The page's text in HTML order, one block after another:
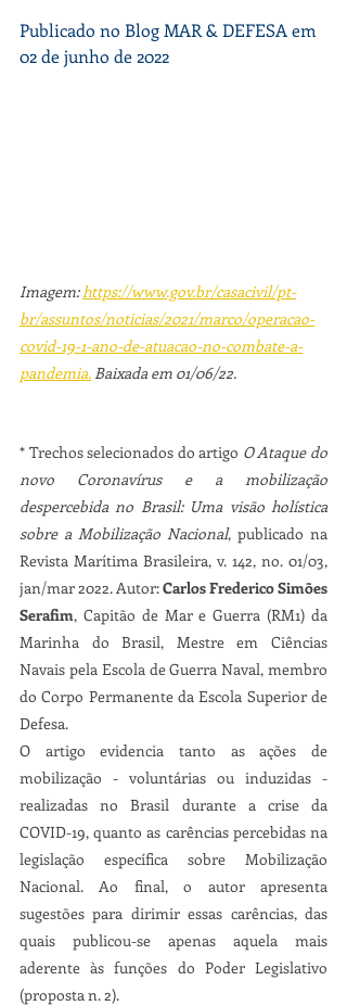
Publicado no Blog MAR & DEFESA em
02 de junho de 2022
Imagem: https://www.gov.br/casacivil/pt-
br/assuntos/noticias/2021/marco/operacao-
covid-19-1-ano-de-atuacao-no-combate-a-
pandemia. Baixada em 01/06/22.
* Trechos selecionados do artigo O Ataque do
novo Coronavírus e a mobilização
despercebida no Brasil: Uma visão holística
sobre a Mobilização Nacional, publicado na
Revista Marítima Brasileira, v. 142, no. 01/03,
jan/mar 2022. Autor: Carlos Frederico Simões
Serafim, Capitão de Mar e Guerra (RM1) da
Marinha do Brasil, Mestre em Ciências
Navais pela Escola de Guerra Naval, membro
do Corpo Permanente da Escola Superior de
Defesa.
O artigo evidencia tanto as ações de
mobilização - voluntárias ou induzidas -
realizadas no Brasil durante a crise da
COVID-19, quanto as carências percebidas na
legislação específica sobre Mobilização
Nacional. Ao final, o autor apresenta
sugestões para dirimir essas carências, das
quais publicou-se apenas aquela mais
aderente às funções do Poder Legislativo
(proposta n. 2).